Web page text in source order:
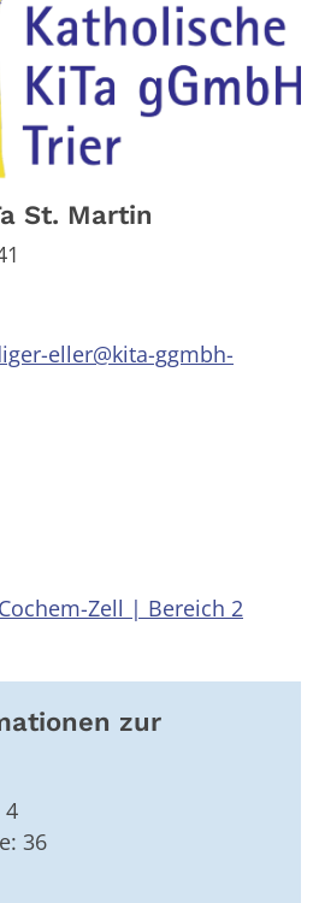
St. Martin
eller@kita-ggmbh-
Zell | Bereich 2
zur
4
36